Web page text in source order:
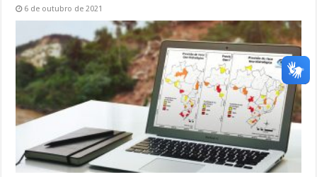
6 de outubro de 2021